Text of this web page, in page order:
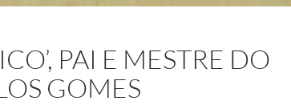
PAI E MESTRE DO
GOMES